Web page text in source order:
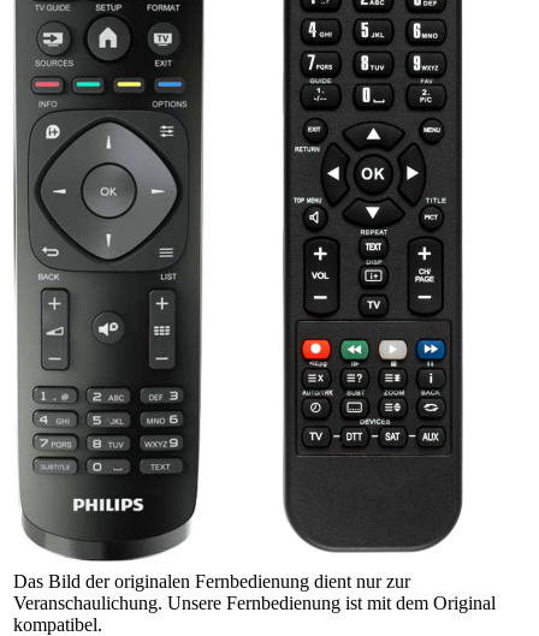
Das Bild der originalen Fernbedienung dient nur zur
Veranschaulichung. Unsere Fernbedienung ist mit dem Original
kompatibel.